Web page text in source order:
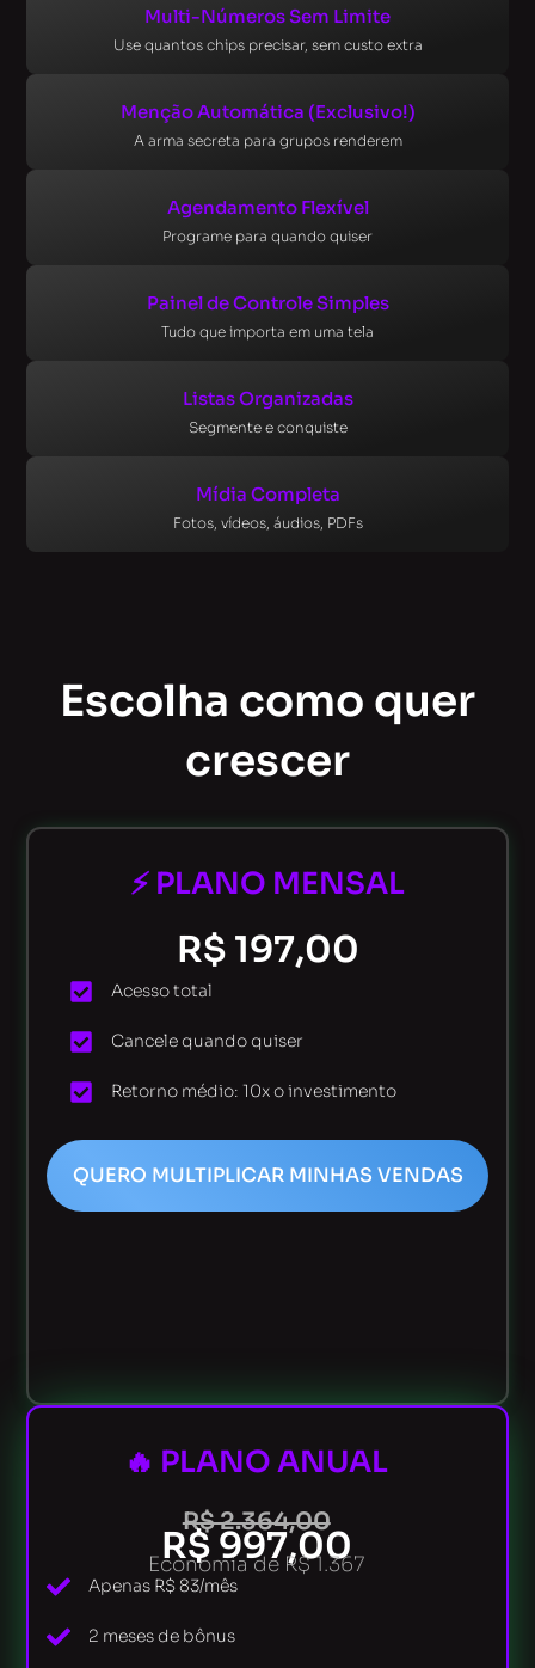
Multi-Números Sem Limite
Use quantos chips precisar, sem custo extra
Menção Automática (Exclusivo!)
A arma secreta para grupos renderem
Agendamento Flexível
Programe para quando quiser
Painel de Controle Simples
Tudo que importa em uma tela
Listas Organizadas
Segmente e conquiste
Mídia Completa
Fotos, vídeos, áudios, PDFs
Escolha como quer
crescer
⚡ PLANO MENSAL
R$ 197,00
Acesso total
Cancele quando quiser
Retorno médio: 10x o investimento
QUERO MULTIPLICAR MINHAS VENDAS
🔥 PLANO ANUAL
R$ 2.364,00
R$ 997,00
Economia de R$ 1.367
Apenas R$ 83/mês
2 meses de bônus